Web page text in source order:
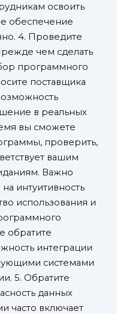
освоить
обеспечение
4. Проведите
чем сделать
программного
поставщика
в реальных
вы сможете
проверить,
вашим
Важно
интуитивность
использования и
обратите
интеграции
системами
5. Обратите
данных
часто включает